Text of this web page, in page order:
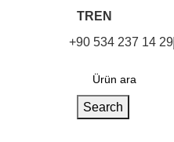
TR EN
+90 534 237 14 29
Search